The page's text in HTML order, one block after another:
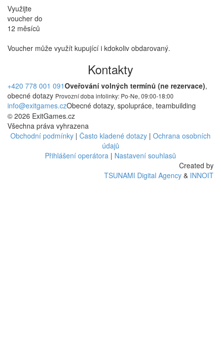
Využijte
voucher do
12 měsíců
Voucher může využít kupující i kdokoliv obdarovaný.
Kontakty
+420 778 001 091Oveřování volných termínů (ne rezervace),
obecné dotazy Provozní doba infolinky: Po-Ne, 09:00-18:00
info@exitgames.czObecné dotazy, spolupráce, teambuilding
© 2026 ExitGames.cz
Všechna práva vyhrazena
Obchodní podmínky | Často kladené dotazy | Ochrana osobních
údajů
Přihlášení operátora | Nastavení souhlasů
Created by
TSUNAMI Digital Agency & INNOIT